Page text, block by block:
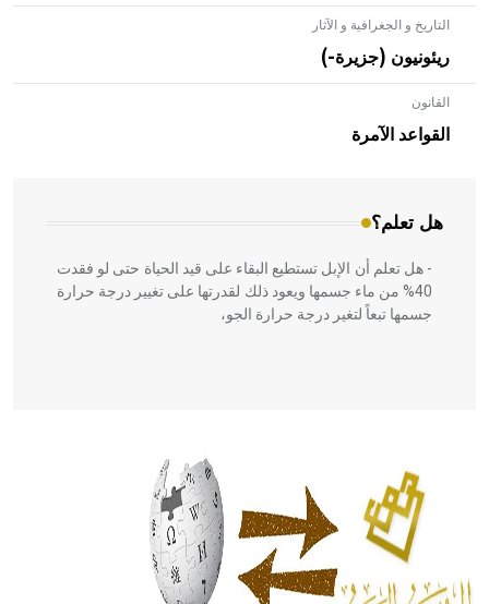
التاريخ و الجغرافية و الآثار
ريئونيون (جزيرة-)
القانون
القواعد الآمرة
هل تعلم؟
- هل تعلم أن الأبلق نوع من الفنون الهندسية التي ارتبطت
بالعمارة الإسلامية في بلاد الشام ومصر خاصة، حيث يحرص
المعمار على بناء مداميكه وخاصة في الواجهات
- هل تعلم أن الإبل تستطيع البقاء على قيد الحياة حتى لو فقدت
40% من ماء جسمها ويعود ذلك لقدرتها على تغيير درجة حرارة
جسمها تبعاً لتغير درجة حرارة الجو،
الحكم، الأدلة، تنظيم التغذية، ورسالته في جروح الرأس. ويعود
له الفضل بأنه حرر الطب من الدين والفلسفة.
- هل تعلم أن المرجان إفراز حيواني يتكون في البحر ويتركب